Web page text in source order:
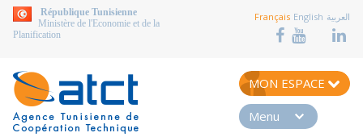
aller au contenu
République Tunisienne
Ministère de l'Economie et de la
Planification
Français English العربية
MON ESPACE
Menu